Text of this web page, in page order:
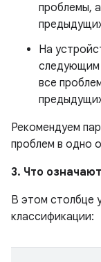
проблемы,
На
следующим
все
Рекомендуем
проблем в одно
3. Что
В этом столбце
классификации: